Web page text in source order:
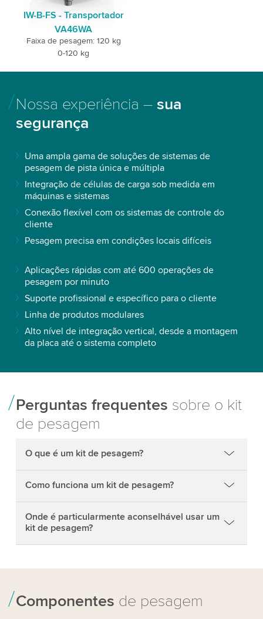
IW-B-FS - Transportador
VA46WA
Faixa de pesagem: 120 kg
0-120 kg
Nossa experiência – sua
segurança
Uma ampla gama de soluções de sistemas de
pesagem de pista única e múltipla
Integração de células de carga sob medida em
máquinas e sistemas
Conexão flexível com os sistemas de controle do
cliente
Pesagem precisa em condições locais difíceis
Aplicações rápidas com até 600 operações de
pesagem por minuto
Suporte profissional e específico para o cliente
Linha de produtos modulares
Alto nível de integração vertical, desde a montagem
da placa até o sistema completo
Perguntas frequentes sobre o kit
de pesagem
O que é um kit de pesagem?
Como funciona um kit de pesagem?
Onde é particularmente aconselhável usar um
kit de pesagem?
Componentes de pesagem